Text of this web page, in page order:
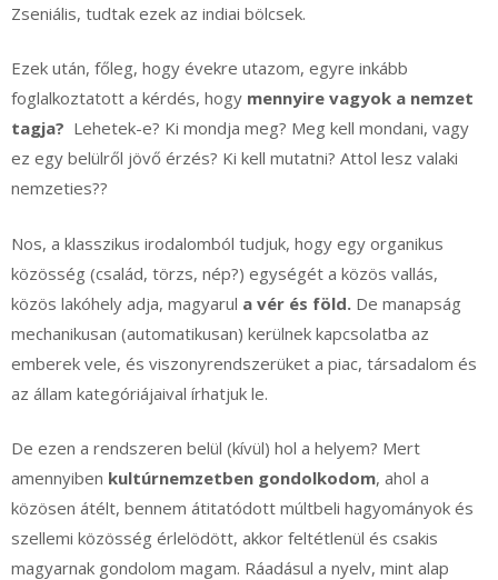
Zseniális, tudtak ezek az indiai bölcsek.
Ezek után, főleg, hogy évekre utazom, egyre inkább
foglalkoztatott a kérdés, hogy mennyire vagyok a nemzet
tagja? Lehetek-e? Ki mondja meg? Meg kell mondani, vagy
ez egy belülről jövő érzés? Ki kell mutatni? Attol lesz valaki
nemzeties??
Nos, a klasszikus irodalomból tudjuk, hogy egy organikus
közösség (család, törzs, nép?) egységét a közös vallás,
közös lakóhely adja, magyarul a vér és föld. De manapság
mechanikusan (automatikusan) kerülnek kapcsolatba az
emberek vele, és viszonyrendszerüket a piac, társadalom és
az állam kategóriájaival írhatjuk le.
De ezen a rendszeren belül (kívül) hol a helyem? Mert
amennyiben kultúrnemzetben gondolkodom, ahol a
közösen átélt, bennem átitatódott múltbeli hagyományok és
szellemi közösség érlelödött, akkor feltétlenül és csakis
magyarnak gondolom magam. Ráadásul a nyelv, mint alap